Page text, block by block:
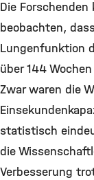
Die Forschenden
beobachten,
Lungenfunktion
über 144
Zwar waren die
statistisch
die
Verbesserung